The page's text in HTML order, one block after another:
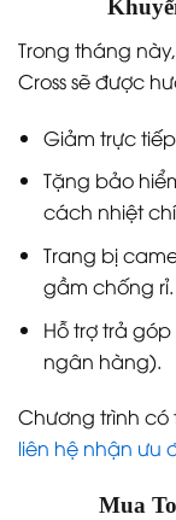
Trong tháng
Cross sẽ được
Giảm trực
Tặng bảo
cách nhiệt
Trang bị
gầm chống rỉ.
Hỗ trợ trả
ngân hàng).
Chương trình có
liên hệ nhận ưu
Mua